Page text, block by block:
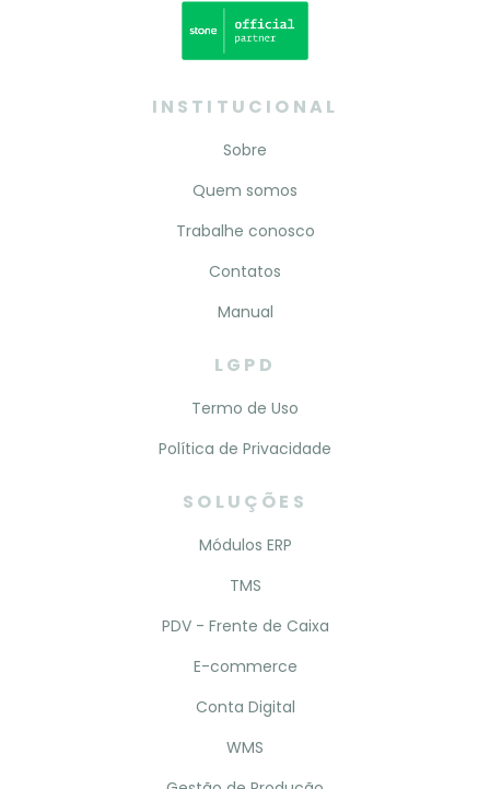
INSTITUCIONAL
Sobre
Quem somos
Trabalhe conosco
Contatos
Manual
LGPD
Termo de Uso
Política de Privacidade
SOLUÇÕES
Módulos ERP
TMS
PDV - Frente de Caixa
E-commerce
Conta Digital
WMS